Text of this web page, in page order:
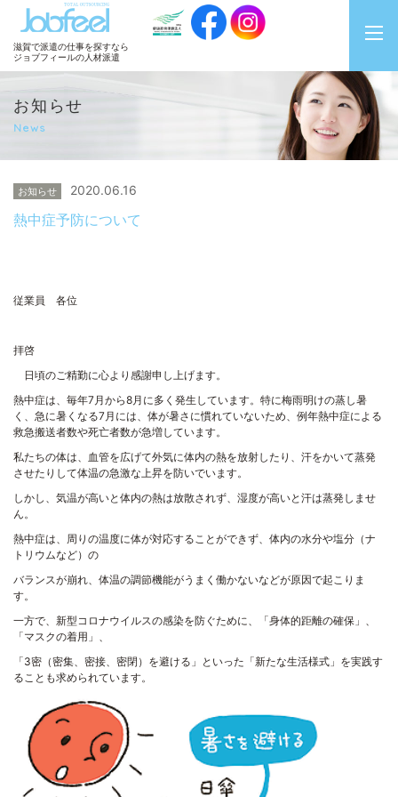
JobFeel
滋賀で派遣の仕事を探すなら
ジョブフィールの人材派遣
お知らせ
News
お知らせ 2020.06.16
熱中症予防について
従業員 各位
拝啓
日頃のご精勤に心より感謝申し上げます。
熱中症は、毎年7月から8月に多く発生しています。特に梅雨明けの蒸し暑
く、急に暑くなる7月には、体が暑さに慣れていないため、例年熱中症による
救急搬送者数や死亡者数が急増しています。
私たちの体は、血管を広げて外気に体内の熱を放射したり、汗をかいて蒸発
させたりして体温の急激な上昇を防いでいます。
しかし、気温が高いと体内の熱は放散されず、湿度が高いと汗は蒸発しませ
ん。
熱中症は、周りの温度に体が対応することができず、体内の水分や塩分（ナ
トリウムなど）の
バランスが崩れ、体温の調節機能がうまく働かないなどが原因で起こりま
す。
一方で、新型コロナウイルスの感染を防ぐために、「身体的距離の確保」、
「マスクの着用」、
「3密（密集、密接、密閉）を避ける」といった「新たな生活様式」を実践す
ることも求められています。